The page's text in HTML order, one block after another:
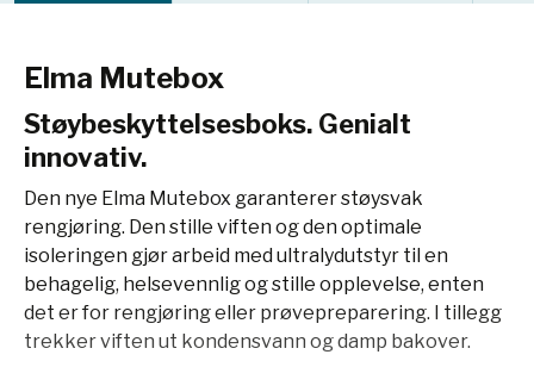
Elma Mutebox
Støybeskyttelsesboks. Genialt
innovativ.
Den nye Elma Mutebox garanterer støysvak
rengjøring. Den stille viften og den optimale
isoleringen gjør arbeid med ultralydutstyr til en
behagelig, helsevennlig og stille opplevelse, enten
det er for rengjøring eller prøvepreparering. I tillegg
trekker viften ut kondensvann og damp bakover.